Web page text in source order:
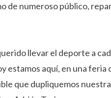
de numeroso público,
llevar el deporte a
estamos aquí, en una feria
que dupliquemos